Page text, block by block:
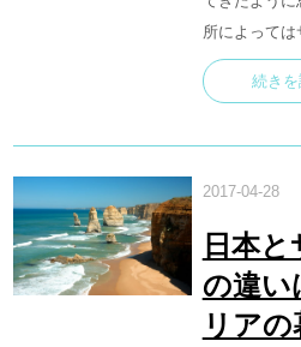
所によって
続き
2017-04-28
日本
の違い
リア